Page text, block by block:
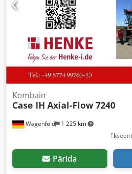
Wagenfeld 1 225 km
Kombain
Case IH Axial-Flow 7240
Pärida